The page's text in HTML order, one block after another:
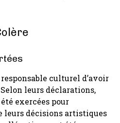
culturel d’avoir
leurs déclarations,
exercées pour
leurs décisions artistiques